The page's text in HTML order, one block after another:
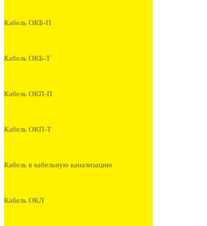
Кабель ОКБ-П
Кабель ОКБ-Т
Кабель ОКП-П
Кабель ОКП-Т
Кабель в кабельную канализацию
Кабель ОКЛ